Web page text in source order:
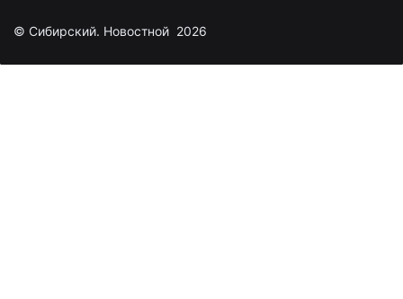
© Сибирский. Новостной 2026